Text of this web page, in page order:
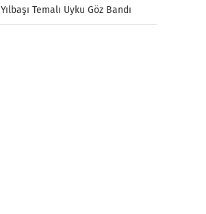
Yılbaşı Temalı Uyku Göz Bandı